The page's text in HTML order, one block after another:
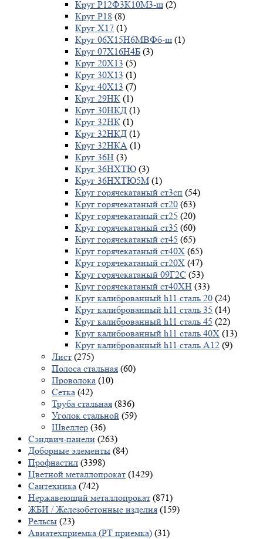
Круг Р12Ф3К10М3-ш (2)
Круг Р18 (8)
Круг Х17 (1)
Круг 06Х15Н6МВФб-ш (1)
Круг 07Х16Н4Б (3)
Круг 20Х13 (5)
Круг 30Х13 (1)
Круг 40Х13 (7)
Круг 29НК (1)
Круг 30НКД (1)
Круг 32НК (1)
Круг 32НКД (1)
Круг 32НКА (1)
Круг 36Н (3)
Круг 36НХТЮ (3)
Круг 36НХТЮ5М (1)
Круг горячекатаный ст3сп (54)
Круг горячекатаный ст20 (63)
Круг горячекатаный ст25 (20)
Круг горячекатаный ст35 (60)
Круг горячекатаный ст45 (65)
Круг горячекатаный ст40Х (65)
Круг горячекатаный ст20Х (47)
Круг горячекатаный 09Г2С (53)
Круг горячекатаный ст40ХН (33)
Круг калиброванный h11 сталь 20 (24)
Круг калиброванный h11 сталь 35 (14)
Круг калиброванный h11 сталь 45 (22)
Круг калиброванный h11 сталь 40X (13)
Круг калиброванный h11 сталь А12 (9)
Лист (275)
Полоса стальная (60)
Проволока (10)
Сетка (42)
Труба стальная (836)
Уголок стальной (59)
Швеллер (36)
Сэндвич-панели (263)
Доборные элементы (84)
Профнастил (3398)
Цветной металлопрокат (1429)
Сантехника (742)
Нержавеющий металлопрокат (871)
ЖБИ / Железобетонные изделия (159)
Рельсы (23)
Авиатехприемка (РТ приемка) (31)